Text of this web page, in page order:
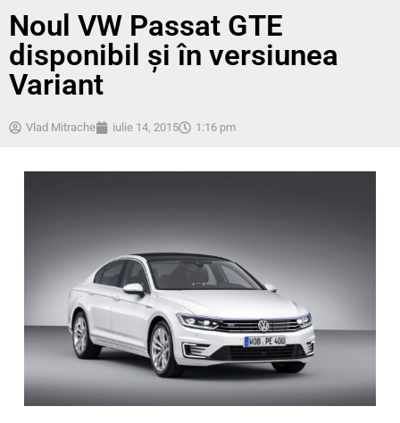
Noul VW Passat GTE
disponibil și în versiunea
Variant
Vlad Mitrache iulie 14, 2015 1:16 pm